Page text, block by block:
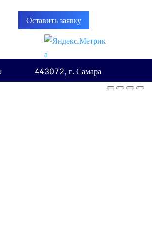
Оставить заявку
443072, г. Самара